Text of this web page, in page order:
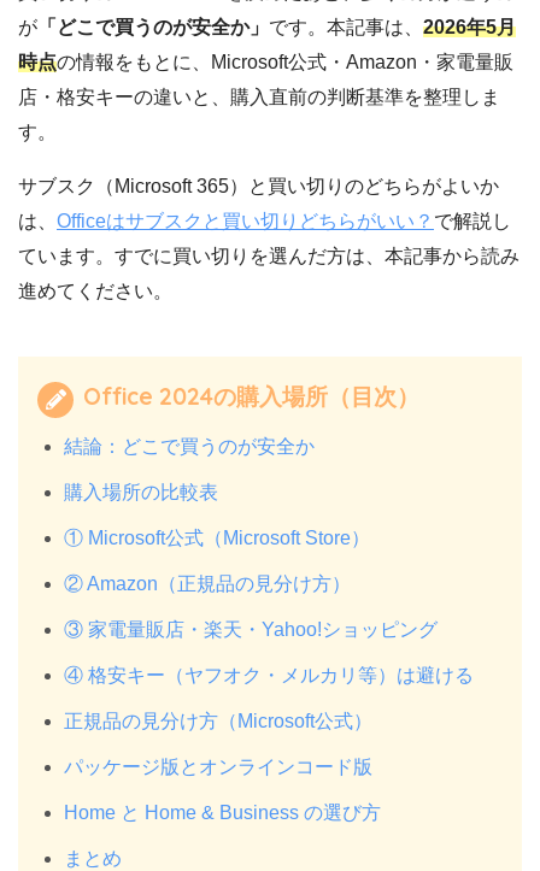
が 「どこで買うのが安全か」 です。本記事は、 2026年5月
時点の情報をもとに、Microsoft公式・Amazon・家電量販
店・格安キーの違いと、購入直前の判断基準を整理しま
す。
サブスク（Microsoft 365）と買い切りのどちらがよいか
は、 Officeはサブスクと買い切りどちらがいい？ で解説し
ています。すでに買い切りを選んだ方は、本記事から読み
進めてください。
Office 2024の購入場所（目次）
結論：どこで買うのが安全か
購入場所の比較表
① Microsoft公式（Microsoft Store）
② Amazon（正規品の見分け方）
③ 家電量販店・楽天・Yahoo!ショッピング
④ 格安キー（ヤフオク・メルカリ等）は避ける
正規品の見分け方（Microsoft公式）
パッケージ版とオンラインコード版
Home と Home & Business の選び方
まとめ